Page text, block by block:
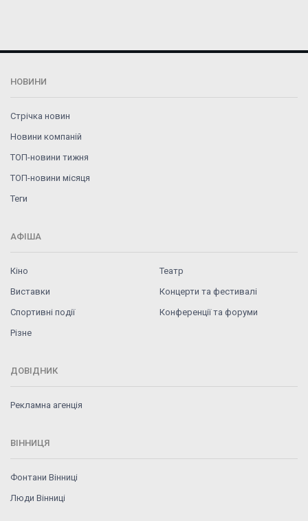
НОВИНИ
Стрічка новин
Новини компаній
ТОП-новини тижня
ТОП-новини місяця
Теги
АФІША
Кіно
Театр
Виставки
Концерти та фестивалі
Спортивні події
Конференції та форуми
Різне
ДОВІДНИК
Рекламна агенція
ВІННИЦЯ
Фонтани Вінниці
Люди Вінниці